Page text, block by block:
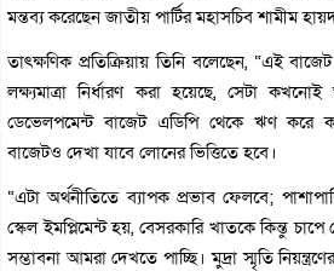
মন্তব্য করেছেন জাতীয় পার্টির মহাসচিব শামীম
তাৎক্ষণিক প্রতিক্রিয়ায় তিনি বলেছেন, “এই
লক্ষ্যমাত্রা নির্ধারণ করা হয়েছে, সেটা
ডেভেলপমেন্ট বাজেট এডিপি থেকে ঋণ করে
বাজেটও দেখা যাবে লোনের ভিত্তিতে হবে।
“এটা অর্থনীতিতে ব্যাপক প্রভাব ফেলবে;
স্কেল ইমপ্লিমেন্ট হয়, বেসরকারি খাতকে কিন্তু
সম্ভাবনা আমরা দেখতে পাচ্ছি। মুদ্রা স্মৃতি